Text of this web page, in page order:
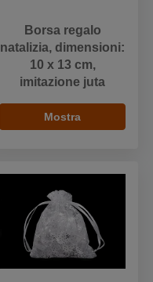
Borsa regalo
natalizia, dimensioni:
10 x 13 cm,
imitazione juta
Mostra